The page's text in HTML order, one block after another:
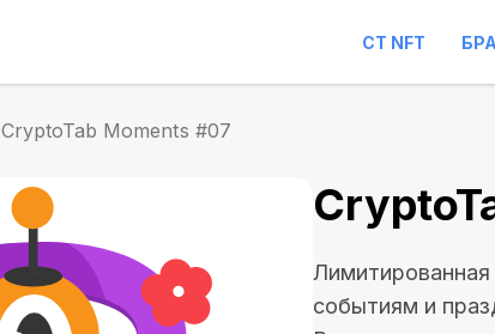
CT NFT
CryptoTab Moments #07
событиям и